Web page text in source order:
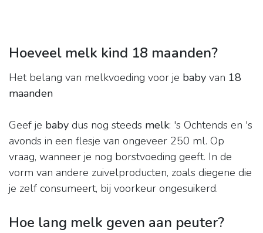
Hoeveel melk kind 18 maanden?
Het belang van melkvoeding voor je baby van 18
maanden
Geef je baby dus nog steeds melk: 's Ochtends en 's
avonds in een flesje van ongeveer 250 ml. Op
vraag, wanneer je nog borstvoeding geeft. In de
vorm van andere zuivelproducten, zoals diegene die
je zelf consumeert, bij voorkeur ongesuikerd.
Hoe lang melk geven aan peuter?